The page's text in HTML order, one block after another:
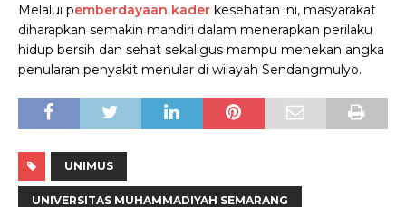
Melalui pemberdayaan kader kesehatan ini, masyarakat
diharapkan semakin mandiri dalam menerapkan perilaku
hidup bersih dan sehat sekaligus mampu menekan angka
penularan penyakit menular di wilayah Sendangmulyo.
UNIMUS
UNIVERSITAS MUHAMMADIYAH SEMARANG